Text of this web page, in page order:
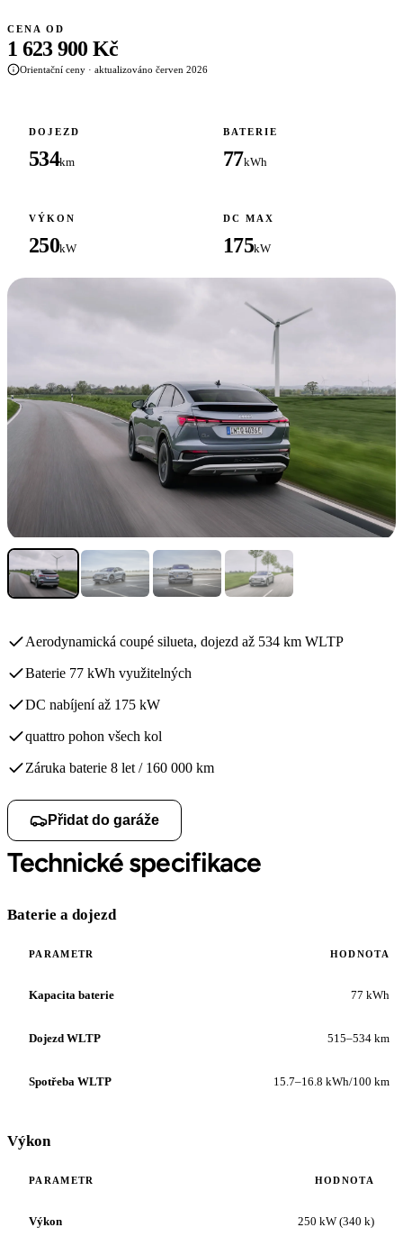
CENA OD
1 623 900 Kč
Orientační ceny · aktualizováno červen 2026
DOJEZD
534km
BATERIE
77kWh
VÝKON
250kW
DC MAX
175kW
Aerodynamická coupé silueta, dojezd až 534 km WLTP
Baterie 77 kWh využitelných
DC nabíjení až 175 kW
quattro pohon všech kol
Záruka baterie 8 let / 160 000 km
Přidat do garáže
Technické specifikace
Baterie a dojezd
PARAMETR HODNOTA
Kapacita baterie 77 kWh
Dojezd WLTP 515–534 km
Spotřeba WLTP 15.7–16.8 kWh/100 km
Výkon
PARAMETR HODNOTA
Výkon 250 kW (340 k)